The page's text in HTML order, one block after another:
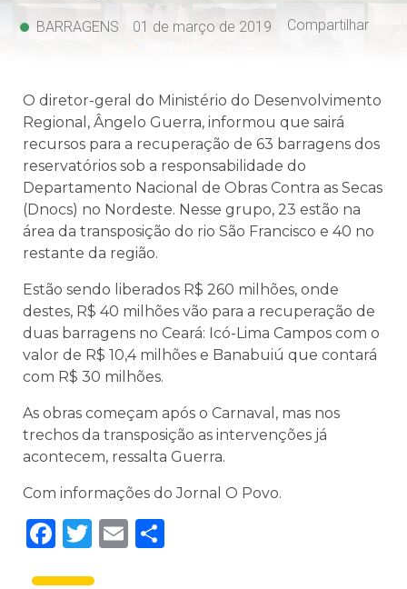
BARRAGENS 01 de março de 2019 Compartilhar
O diretor-geral do Ministério do Desenvolvimento
Regional, Ângelo Guerra, informou que sairá
recursos para a recuperação de 63 barragens dos
reservatórios sob a responsabilidade do
Departamento Nacional de Obras Contra as Secas
(Dnocs) no Nordeste. Nesse grupo, 23 estão na
área da transposição do rio São Francisco e 40 no
restante da região.
Estão sendo liberados R$ 260 milhões, onde
destes, R$ 40 milhões vão para a recuperação de
duas barragens no Ceará: Icó-Lima Campos com o
valor de R$ 10,4 milhões e Banabuiú que contará
com R$ 30 milhões.
As obras começam após o Carnaval, mas nos
trechos da transposição as intervenções já
acontecem, ressalta Guerra.
Com informações do Jornal O Povo.
Facebook
Twitter
Email